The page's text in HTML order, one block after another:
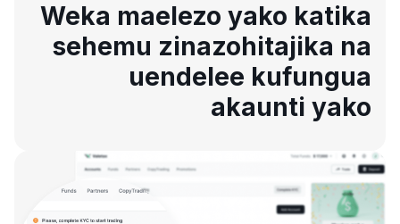
Weka maelezo yako katika
sehemu zinazohitajika na
uendelee kufungua
akaunti yako